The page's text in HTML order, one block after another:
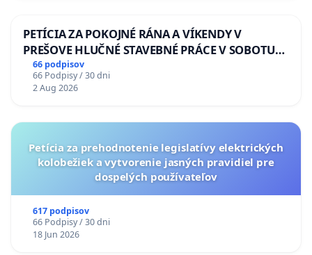
PETÍCIA ZA POKOJNÉ RÁNA A VÍKENDY V
PREŠOVE HLUČNÉ STAVEBNÉ PRÁCE V SOBOTU
LEN OD 9.00 DO 13.00 HOD., CEZ PRACOVNÝ
TÝŽDEŇ CIEĽ 8.00 – 18.00 HOD. A PRAVIDELNÁ
KONTROLA STAVBY C-AREA NA
66 podpisov
66 Podpisy / 30 dni
2 Aug 2026
Petícia za prehodnotenie legislatívy elektrických
kolobežiek a vytvorenie jasných pravidiel pre
dospelých používateľov
617 podpisov
66 Podpisy / 30 dni
18 Jun 2026